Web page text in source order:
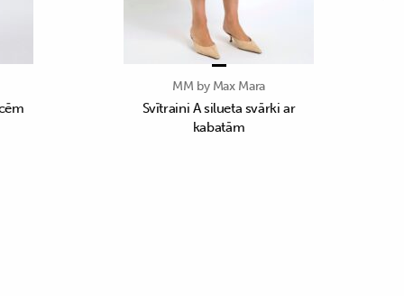
MM by Max Mara
Svītraini A silueta svārki ar
kabatām